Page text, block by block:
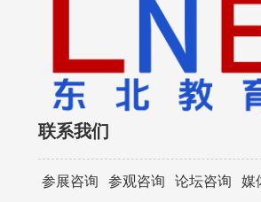
联系我们
参展咨询 参观咨询 论坛咨询 媒